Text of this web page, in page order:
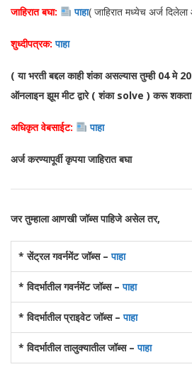
जाहिरात बघा: पाहा( जाहिरात मध्येच अर्ज
शुध्दीपत्रक: पाहा
( या भरती बद्दल काही शंका असल्यास तुम्ही 04 मे
ऑनलाइन झूम मीट द्वारे ( शंका solve ) करू
अधिकृत वेबसाईट: पाहा
अर्ज करण्यापूर्वी कृपया जाहिरात बघा
जर तुम्हाला आणखी जॉब्स पाहिजे असेल तर,
* सेंट्रल गवर्नमेंट जॉब्स –पाहा
* विदर्भातील गवर्नमेंट जॉब्स –पाहा
* विदर्भातील प्राइवेट जॉब्स –पाहा
* विदर्भातील तालुक्यातील जॉब्स –पाहा